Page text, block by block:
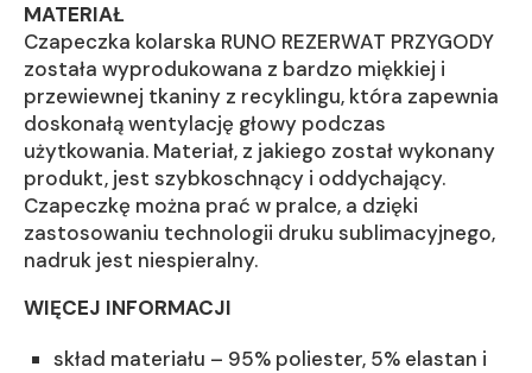
MATERIAŁ
Czapeczka kolarska RUNO REZERWAT PRZYGODY
została wyprodukowana z bardzo miękkiej i
przewiewnej tkaniny z recyklingu, która zapewnia
doskonałą wentylację głowy podczas
użytkowania. Materiał, z jakiego został wykonany
produkt, jest szybkoschnący i oddychający.
Czapeczkę można prać w pralce, a dzięki
zastosowaniu technologii druku sublimacyjnego,
nadruk jest niespieralny.
WIĘCEJ INFORMACJI
skład materiału – 95% poliester, 5% elastan i